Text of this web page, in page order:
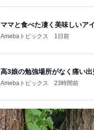
ママと食べた凄く美味しいア
Amebaトピックス 1日前
高3娘の勉強場所がなく痛い出
Amebaトピックス 23時間前